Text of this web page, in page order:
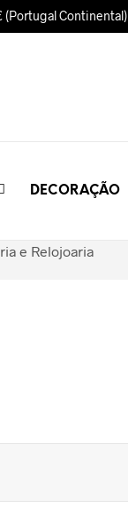
Continental)
DECORAÇÃO
e Relojoaria